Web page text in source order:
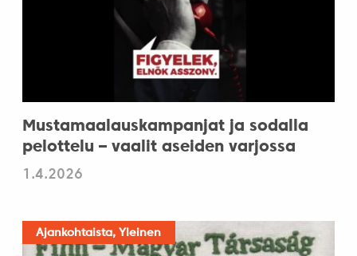
Mustamaalauskampanjat ja sodalla
pelottelu – vaalit aseiden varjossa
1.4.2026
Ajankohtaista, Yleinen